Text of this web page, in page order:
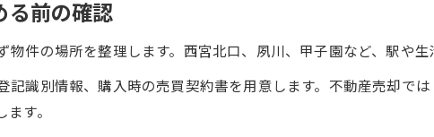
る前の確認
件の場所を整理します。西宮北口、夙川、甲子園など、駅や生
記識別情報、購入時の売買契約書を用意します。不動産売却で
す。